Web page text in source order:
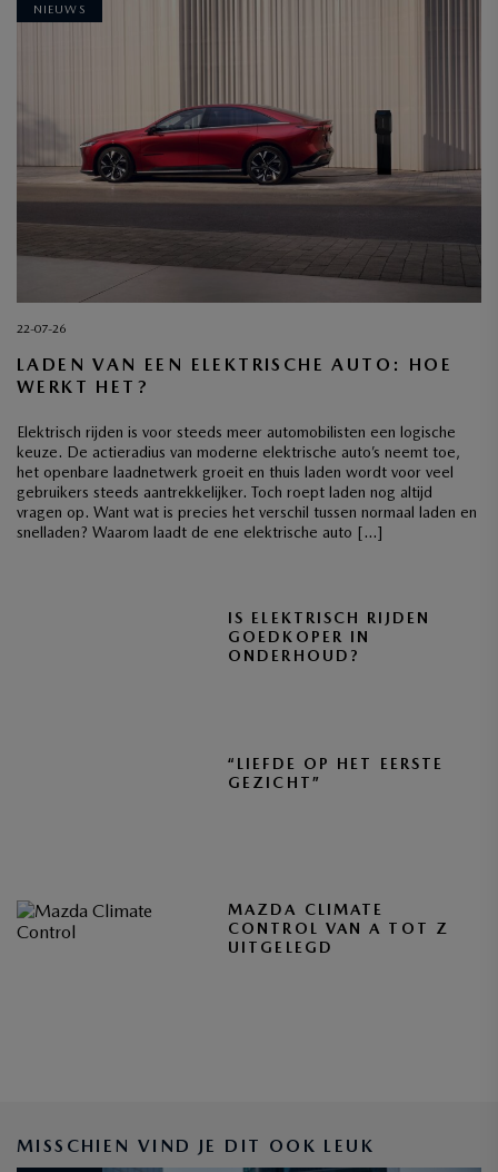
NIEUWS
22-07-26
LADEN VAN EEN ELEKTRISCHE AUTO: HOE
WERKT HET?
Elektrisch rijden is voor steeds meer automobilisten een logische
keuze. De actieradius van moderne elektrische auto’s neemt toe,
het openbare laadnetwerk groeit en thuis laden wordt voor veel
gebruikers steeds aantrekkelijker. Toch roept laden nog altijd
vragen op. Want wat is precies het verschil tussen normaal laden en
snelladen? Waarom laadt de ene elektrische auto […]
IS ELEKTRISCH RIJDEN
GOEDKOPER IN
ONDERHOUD?
“LIEFDE OP HET EERSTE
GEZICHT”
MAZDA CLIMATE
CONTROL VAN A TOT Z
UITGELEGD
MISSCHIEN VIND JE DIT OOK LEUK